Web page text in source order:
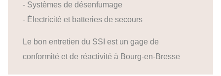
- Systèmes de désenfumage
- Électricité et batteries de secours
Le bon entretien du SSI est un gage de
conformité et de réactivité à Bourg-en-Bresse